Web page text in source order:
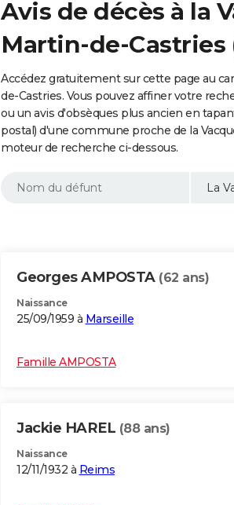
Avis de décès à la
Martin-de-Castries
Accédez gratuitement sur cette page au
de-Castries. Vous pouvez affiner votre
ou un avis d'obsèques plus ancien en
postal) d'une commune proche de la
moteur de recherche ci-dessous.
Georges AMPOSTA (62 ans)
Naissance
25/09/1959 à Marseille
Famille AMPOSTA
Jackie HAREL (88 ans)
Naissance
12/11/1932 à Reims